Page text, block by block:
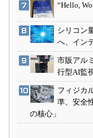
“Hello,
シリコン
へ、イン
市販アル
行型AI監
フィジカ
準、安全
の核心」